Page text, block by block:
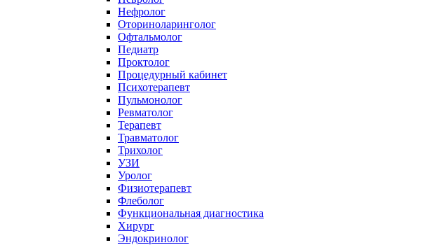
Нефролог
Оториноларинголог
Офтальмолог
Педиатр
Проктолог
Процедурный кабинет
Психотерапевт
Пульмонолог
Ревматолог
Терапевт
Травматолог
Трихолог
УЗИ
Уролог
Физиотерапевт
Флеболог
Функциональная диагностика
Хирург
Эндокринолог